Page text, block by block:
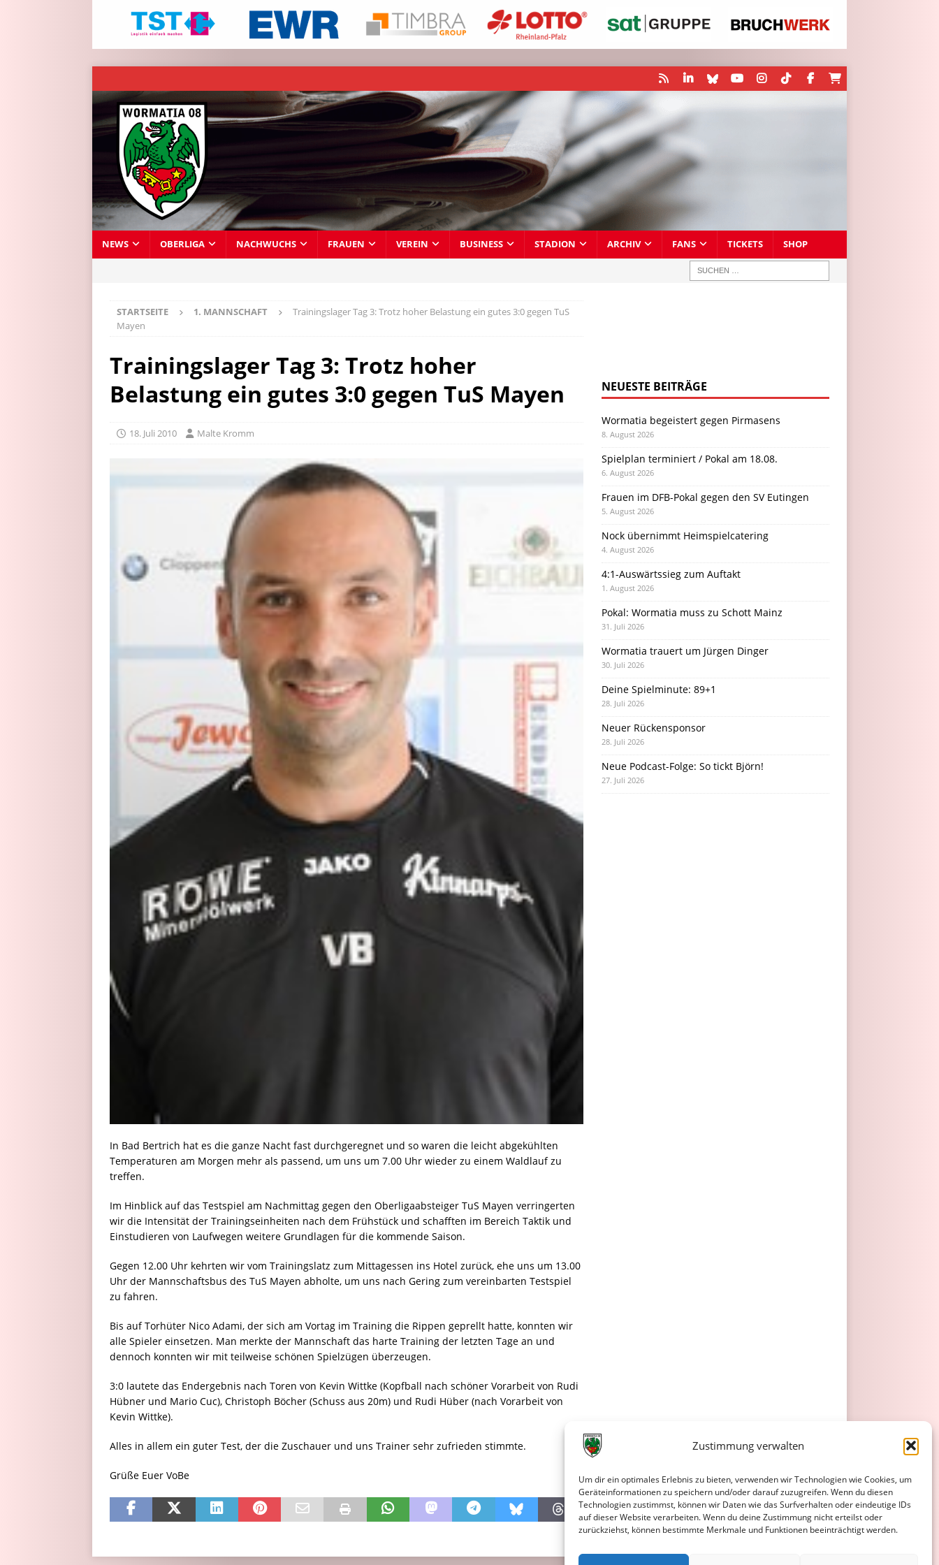
Zustimmung verwalten
Um dir ein optimales Erlebnis zu bieten, verwenden wir Technologien wie Cookies, um
Geräteinformationen zu speichern und/oder darauf zuzugreifen. Wenn du diesen
Technologien zustimmst, können wir Daten wie das Surfverhalten oder eindeutige IDs
auf dieser Website verarbeiten. Wenn du deine Zustimmung nicht erteilst oder
zurückziehst, können bestimmte Merkmale und Funktionen beeinträchtigt werden.
NEWS OBERLIGA NACHWUCHS FRAUEN VEREIN BUSINESS STADION ARCHIV FANS TICKETS SHOP
STARTSEITE 1. MANNSCHAFT
Trainingslager Tag 3: Trotz hoher Belastung ein gutes 3:0 gegen TuS
Mayen
Trainingslager Tag 3: Trotz hoher
Belastung ein gutes 3:0 gegen TuS Mayen
18. Juli 2010 Malte Kromm
In Bad Bertrich hat es die ganze Nacht fast durchgeregnet und so waren die leicht abgekühlten
Temperaturen am Morgen mehr als passend, um uns um 7.00 Uhr wieder zu einem Waldlauf zu
treffen.
Im Hinblick auf das Testspiel am Nachmittag gegen den Oberligaabsteiger TuS Mayen verringerten
wir die Intensität der Trainingseinheiten nach dem Frühstück und schafften im Bereich Taktik und
Einstudieren von Laufwegen weitere Grundlagen für die kommende Saison.
Gegen 12.00 Uhr kehrten wir vom Trainingslatz zum Mittagessen ins Hotel zurück, ehe uns um 13.00
Uhr der Mannschaftsbus des TuS Mayen abholte, um uns nach Gering zum vereinbarten Testspiel
zu fahren.
Bis auf Torhüter Nico Adami, der sich am Vortag im Training die Rippen geprellt hatte, konnten wir
alle Spieler einsetzen. Man merkte der Mannschaft das harte Training der letzten Tage an und
dennoch konnten wir mit teilweise schönen Spielzügen überzeugen.
3:0 lautete das Endergebnis nach Toren von Kevin Wittke (Kopfball nach schöner Vorarbeit von Rudi
Hübner und Mario Cuc), Christoph Böcher (Schuss aus 20m) und Rudi Hüber (nach Vorarbeit von
Kevin Wittke).
Alles in allem ein guter Test, der die Zuschauer und uns Trainer sehr zufrieden stimmte.
Grüße Euer VoBe
NEUESTE BEITRÄGE
Wormatia begeistert gegen Pirmasens
8. August 2026
Spielplan terminiert / Pokal am 18.08.
6. August 2026
Frauen im DFB-Pokal gegen den SV Eutingen
5. August 2026
Nock übernimmt Heimspielcatering
4. August 2026
4:1-Auswärtssieg zum Auftakt
1. August 2026
Pokal: Wormatia muss zu Schott Mainz
31. Juli 2026
Wormatia trauert um Jürgen Dinger
30. Juli 2026
Deine Spielminute: 89+1
28. Juli 2026
Neuer Rückensponsor
28. Juli 2026
Neue Podcast-Folge: So tickt Björn!
27. Juli 2026